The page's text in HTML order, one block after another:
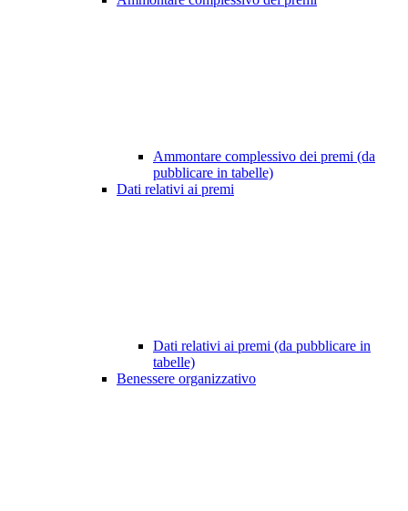
Ammontare complessivo dei premi (da
pubblicare in tabelle)
Dati relativi ai premi
Dati relativi ai premi (da pubblicare in
tabelle)
Benessere organizzativo